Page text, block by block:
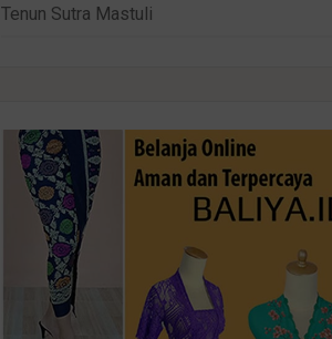
Tenun Sutra Mastuli